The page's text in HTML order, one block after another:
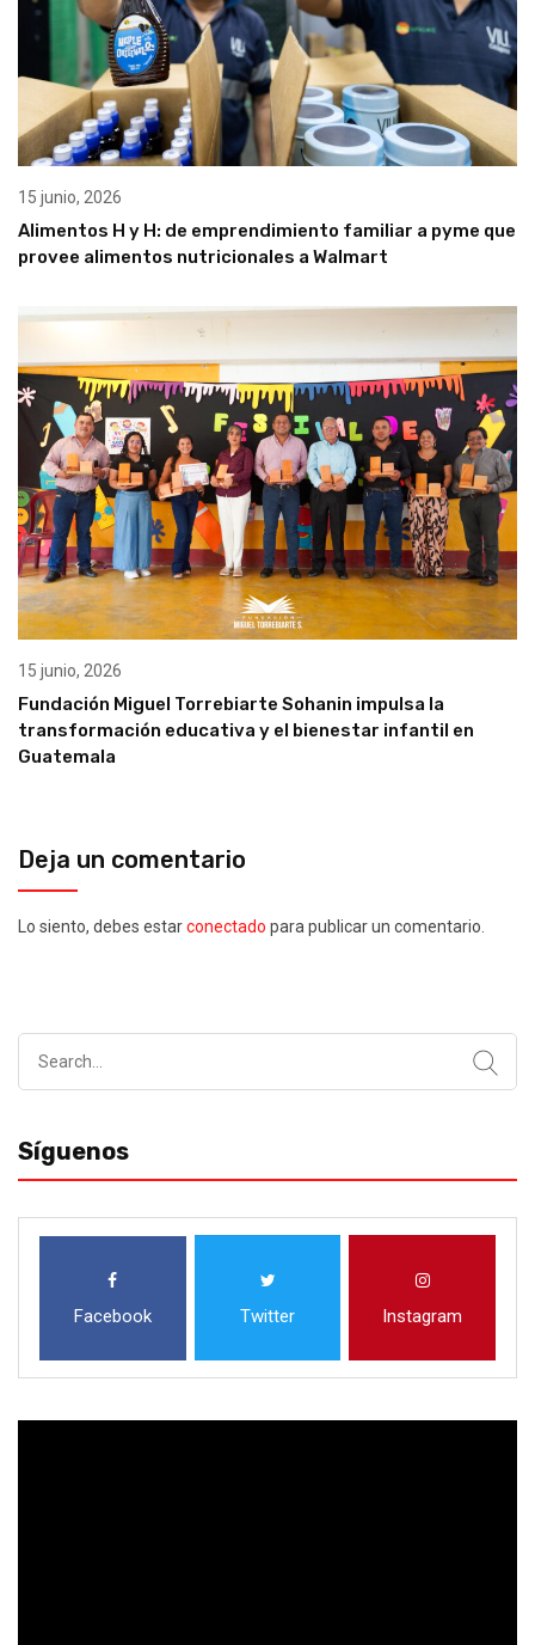
15 junio, 2026
Alimentos H y H: de emprendimiento familiar a pyme que
provee alimentos nutricionales a Walmart
15 junio, 2026
Fundación Miguel Torrebiarte Sohanin impulsa la
transformación educativa y el bienestar infantil en
Guatemala
Deja un comentario
Lo siento, debes estarconectado para publicar un comentario.
Síguenos
Facebook Twitter Instagram